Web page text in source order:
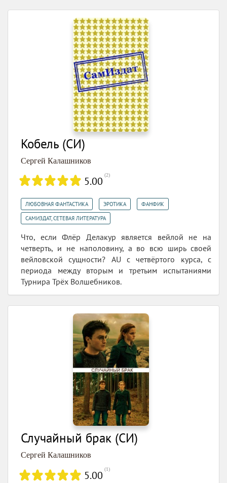
Кобель (СИ)
Сергей Калашников
5.00 (2)
ЛЮБОВНАЯ ФАНТАСТИКА ЭРОТИКА ФАНФИК
САМИЗДАТ, СЕТЕВАЯ ЛИТЕРАТУРА
Что, если Флёр Делакур является вейлой не на
четверть, и не наполовину, а во всю ширь своей
вейловской сущности? AU с четвёртого курса, с
периода между вторым и третьим испытаниями
Турнира Трёх Волшебников.
Случайный брак (СИ)
Сергей Калашников
5.00 (1)